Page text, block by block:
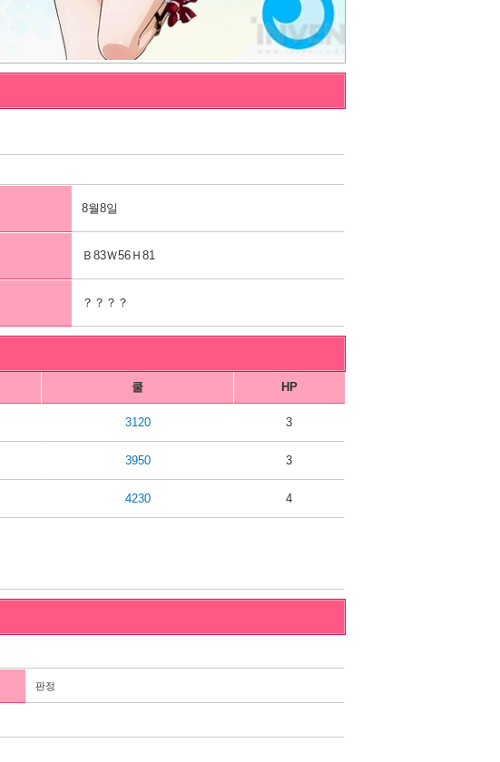
8월8일
Ｂ83Ｗ56Ｈ81
？？？？
쿨 HP
3120 3
3950 3
4230 4
판정